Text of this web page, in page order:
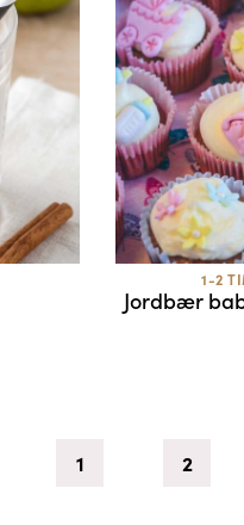
1-2
Jordbær
1 2